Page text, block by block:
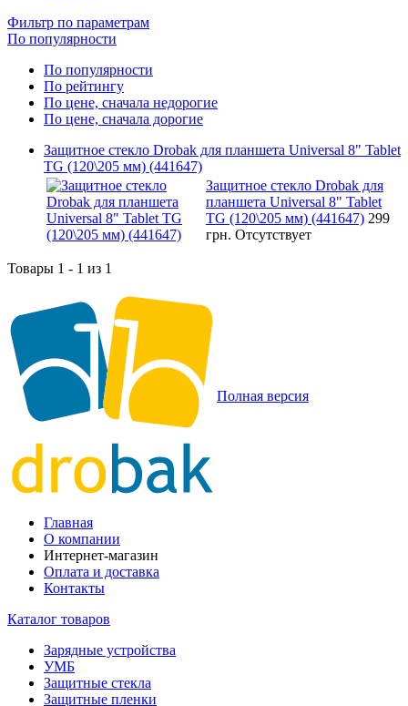
Фильтр по параметрам
По популярности
По популярности
По рейтингу
По цене, сначала недорогие
По цене, сначала дорогие
Защитное стекло Drobak для планшета Universal 8" Tablet
TG (120\205 мм) (441647)
Защитное стекло Drobak для
планшета Universal 8" Tablet
TG (120\205 мм) (441647) 299
грн. Отсутствует
Товары 1 - 1 из 1
Полная версия
Главная
О компании
Интернет-магазин
Оплата и доставка
Контакты
Каталог товаров
Зарядные устройства
УМБ
Защитные стекла
Защитные пленки